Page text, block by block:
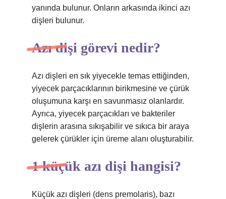
yanında bulunur. Onların arkasında ikinci azı
dişleri bulunur.
Azı dişi görevi nedir?
Azı dişleri en sık yiyecekle temas ettiğinden,
yiyecek parçacıklarının birikmesine ve çürük
oluşumuna karşı en savunmasız olanlardır.
Ayrıca, yiyecek parçacıkları ve bakteriler
dişlerin arasına sıkışabilir ve sıkıca bir araya
gelerek çürükler için üreme alanı oluşturabilir.
1 küçük azı dişi hangisi?
Küçük azı dişleri (dens premolaris), bazı